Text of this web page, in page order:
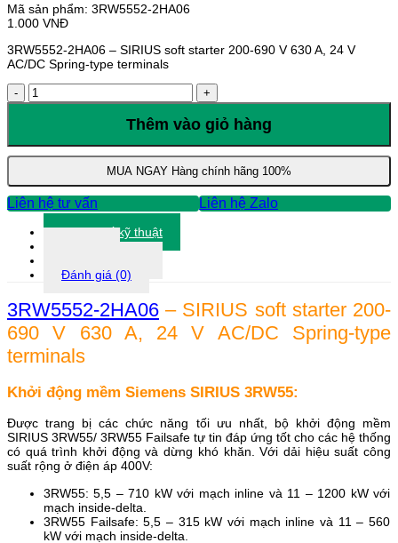
Mã sản phẩm: 3RW5552-2HA06
1.000 VNĐ
3RW5552-2HA06 – SIRIUS soft starter 200-690 V 630 A, 24 V
AC/DC Spring-type terminals
Khởi
Động
3RW5552-
2HA06
lượng
Thêm vào giỏ hàng
MUA NGAY Hàng chính hãng 100%
Liên hệ tư vấn Liên hệ Zalo
Thông số kỹ thuật
Đánh giá (0)
3RW5552-2HA06 – SIRIUS soft starter 200-
690 V 630 A, 24 V AC/DC Spring-type
terminals
Khởi động mềm Siemens SIRIUS 3RW55:
Được trang bị các chức năng tối ưu nhất, bộ khởi động mềm
SIRIUS 3RW55/ 3RW55 Failsafe tự tin đáp ứng tốt cho các hệ thống
có quá trình khởi động và dừng khó khăn. Với dải hiệu suất công
suất rộng ở điện áp 400V:
3RW55: 5,5 – 710 kW với mạch inline và 11 – 1200 kW với
mạch inside-delta.
3RW55 Failsafe: 5,5 – 315 kW với mạch inline và 11 – 560
kW với mạch inside-delta.